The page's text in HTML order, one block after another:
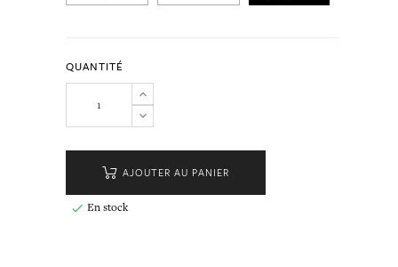
QUANTITÉ
AJOUTER AU PANIER
 En stock